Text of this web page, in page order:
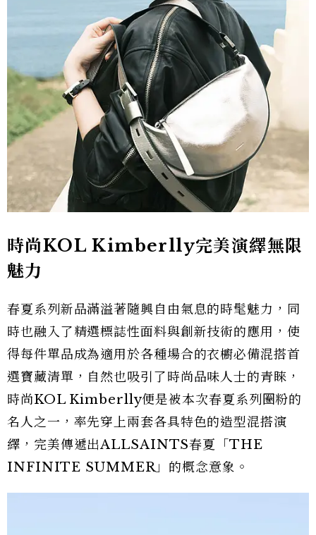
時尚KOL Kimberlly完美演繹無限
魅力
春夏系列新品滿溢著隨興自由氣息的時髦魅力，同
時也融入了精選標誌性面料與創新技術的應用，使
得每件單品成為適用於各種場合的衣櫥必備混搭首
選寶藏清單，自然也吸引了時尚品味人士的青睞，
時尚KOL Kimberlly便是被本次春夏系列圈粉的
名人之一，率先穿上兩套各具特色的造型混搭演
繹，完美傳遞出ALLSAINTS春夏「THE
INFINITE SUMMER」的概念意象。